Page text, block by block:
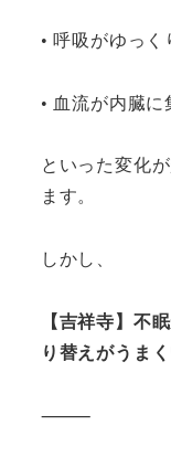
• 呼吸がゆっく
• 血流が内臓に
といった変化
ます。
しかし、
【吉祥寺】不
り替えがうま
⸻